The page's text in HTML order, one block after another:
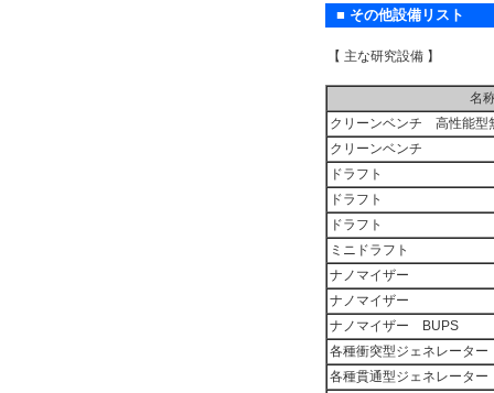
■ その他設備リスト
【 主な研究設備 】
名
クリーンベンチ 高性能型
クリーンベンチ
ドラフト
ドラフト
ドラフト
ミニドラフト
ナノマイザー
ナノマイザー
ナノマイザー BUPS
各種衝突型ジェネレーター
各種貫通型ジェネレーター